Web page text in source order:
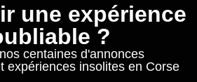
une expérience
?
centaines d'annonces
expériences insolites en Corse